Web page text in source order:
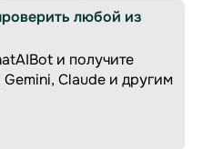
любой из
и получите
Gemini, Claude и другим